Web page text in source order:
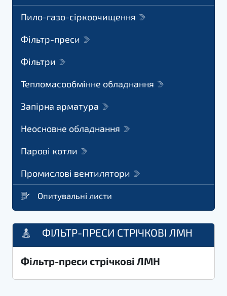
Пило-газо-сіркоочищення
Фільтр-преси
Фільтри
Тепломасообмінне обладнання
Запірна арматура
Неосновне обладнання
Парові котли
Промислові вентилятори
Опитувальні листи
ФІЛЬТР-ПРЕСИ СТРІЧКОВІ ЛМН
Фільтр-преси стрічкові ЛМН